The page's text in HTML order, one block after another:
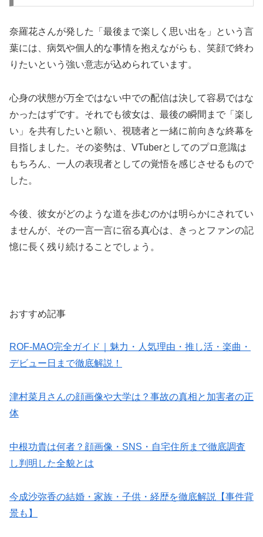
奈羅花さんが発した「最後まで楽しく思い出を」という言
葉には、病気や個人的な事情を抱えながらも、笑顔で終わ
りたいという強い意志が込められています。
心身の状態が万全ではない中での配信は決して容易ではな
かったはずです。それでも彼女は、最後の瞬間まで「楽し
い」を共有したいと願い、視聴者と一緒に前向きな終幕を
目指しました。その姿勢は、VTuberとしてのプロ意識は
もちろん、一人の表現者としての覚悟を感じさせるもので
した。
今後、彼女がどのような道を歩むのかは明らかにされてい
ませんが、その一言一言に宿る真心は、きっとファンの記
憶に長く残り続けることでしょう。
おすすめ記事
ROF-MAO完全ガイド｜魅力・人気理由・推し活・楽曲・
デビュー日まで徹底解説！
津村菜月さんの顔画像や大学は？事故の真相と加害者の正
体
中根功貴は何者？顔画像・SNS・自宅住所まで徹底調査
し判明した全貌とは
今成沙弥香の結婚・家族・子供・経歴を徹底解説【事件背
景も】